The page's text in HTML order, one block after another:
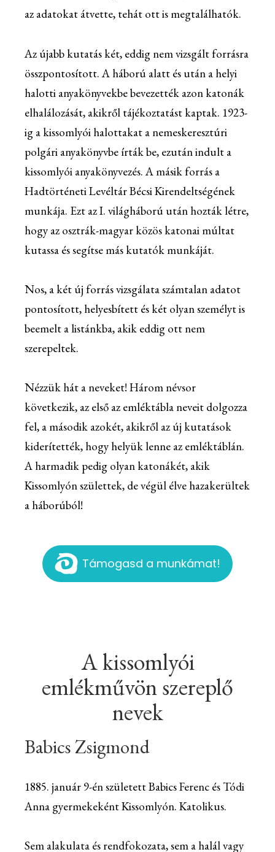
az adatokat átvette, tehát ott is megtalálhatók.
Az újabb kutatás két, eddig nem vizsgált forrásra
összpontosított. A háború alatt és után a helyi
halotti anyakönyvekbe bevezették azon katonák
elhalálozását, akikről tájékoztatást kaptak. 1923-
ig a kissomlyói halottakat a nemeskeresztúri
polgári anyakönyvbe írták be, ezután indult a
kissomlyói anyakönyvezés. A másik forrás a
Hadtörténeti Levéltár Bécsi Kirendeltségének
munkája. Ezt az I. világháború után hozták létre,
hogy az osztrák-magyar közös katonai múltat
kutassa és segítse más kutatók munkáját.
Nos, a két új forrás vizsgálata számtalan adatot
pontosított, helyesbített és két olyan személyt is
beemelt a listánkba, akik eddig ott nem
szerepeltek.
Nézzük hát a neveket! Három névsor
következik, az első az emléktábla neveit dolgozza
fel, a második azokét, akikről az új kutatások
kiderítették, hogy helyük lenne az emléktáblán.
A harmadik pedig olyan katonákét, akik
Kissomlyón születtek, de végül élve hazakerültek
a háborúból!
Támogasd a munkámat!
A kissomlyói
emlékművön szereplő
nevek
Babics Zsigmond
1885. január 9-én született Babics Ferenc és Tódi
Anna gyermekeként Kissomlyón. Katolikus.
Sem alakulata és rendfokozata, sem a halál vagy